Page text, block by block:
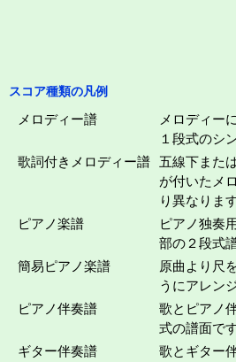
スコア種類の凡例
メロディー譜
メロディー
１段式のシ
歌詞付きメロディー譜
五線下また
が付いたメ
り異なりま
ピアノ楽譜
ピアノ独奏
部の２段式
簡易ピアノ楽譜
原曲より尺
うにアレン
ピアノ伴奏譜
歌とピアノ
式の譜面です
ギター伴奏譜
歌とギター